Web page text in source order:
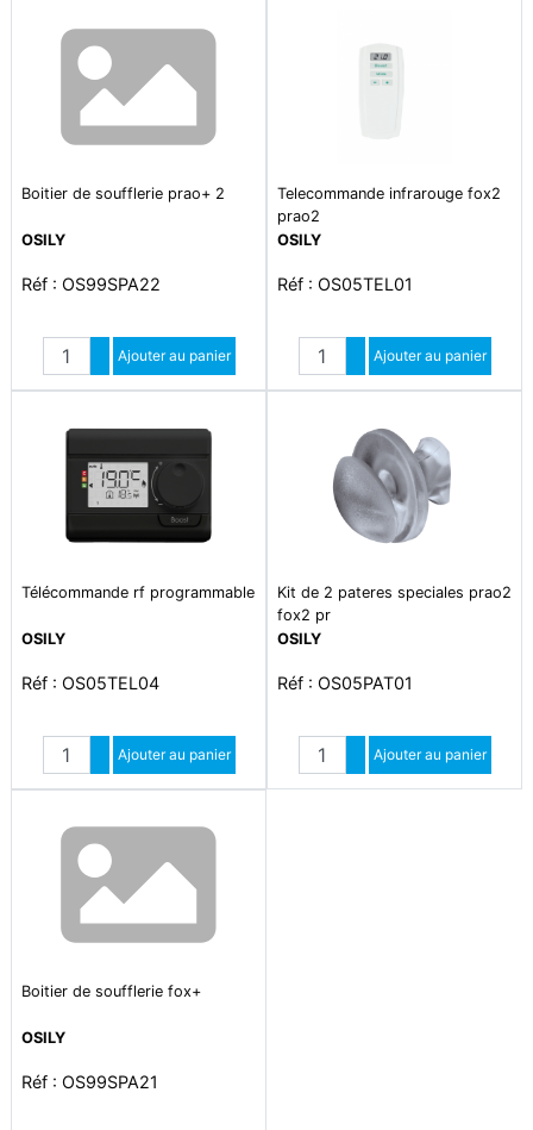
Boitier de soufflerie prao+ 2
OSILY
Réf : OS99SPA22
Quantité
Augmenter quantité
Diminuer quantité
Ajouter au panier
Telecommande infrarouge fox2
prao2
OSILY
Réf : OS05TEL01
Quantité
Augmenter quantité
Diminuer quantité
Ajouter au panier
Télécommande rf programmable
OSILY
Réf : OS05TEL04
Quantité
Augmenter quantité
Diminuer quantité
Ajouter au panier
Kit de 2 pateres speciales prao2
fox2 pr
OSILY
Réf : OS05PAT01
Quantité
Augmenter quantité
Diminuer quantité
Ajouter au panier
Boitier de soufflerie fox+
OSILY
Réf : OS99SPA21